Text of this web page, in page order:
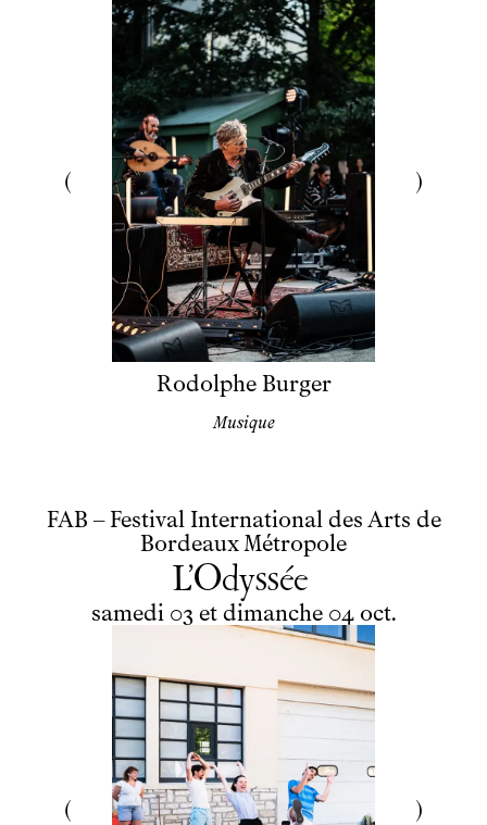
Rodolphe Burger
Musique
FAB – Festival International des Arts de
Bordeaux Métropole
L’Odyssée
du
samedi
samedi 03 et au
dimanche
dimanche 04 octobre
oct.